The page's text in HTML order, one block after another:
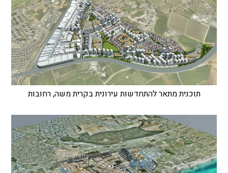
תוכנית מתאר להתחדשות עירונית בקרית משה, רחובות